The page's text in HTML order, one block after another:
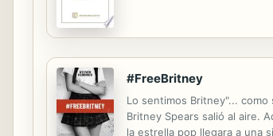
#FreeBritney
Lo sentimos Britney"...
Britney Spears salió al aire.
la estrella pop llegara a una